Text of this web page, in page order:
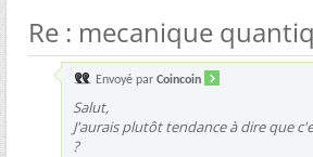
Re : mecanique
Envoyé par Coincoin
Salut,
J'aurais plutôt tendance à dire que
?